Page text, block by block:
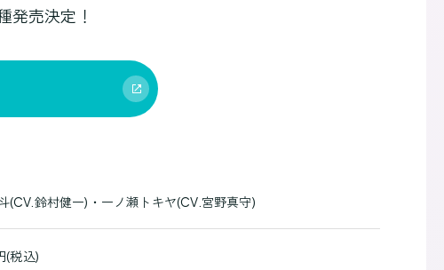
発売決定！
(CV.鈴村健一)・一ノ瀬トキヤ(CV.宮野真守)
(税込)